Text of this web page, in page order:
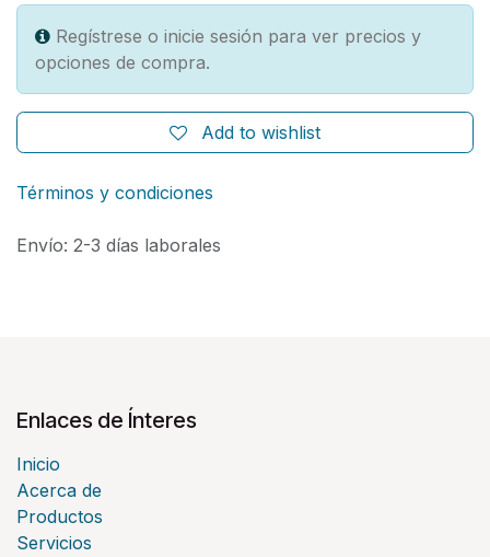
Regístrese o inicie sesión para ver precios y
opciones de compra.
Add to wishlist
Términos y condiciones
Envío: 2-3 días laborales
Enlaces de Ínteres
Inicio
Acerca de
Productos
Servicios